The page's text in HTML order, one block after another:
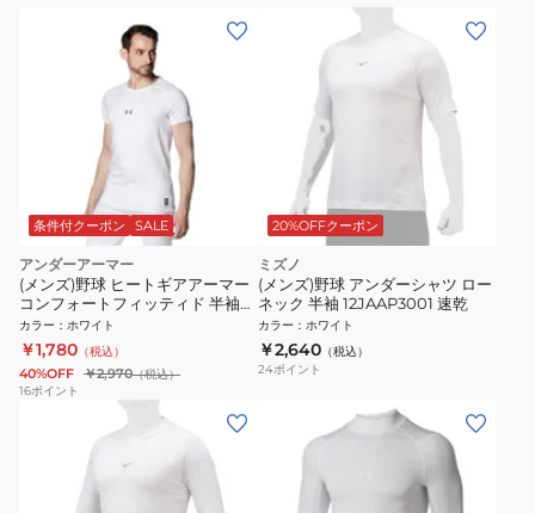
条件付クーポン SALE
アンダーアーマー
(メンズ)野球 ヒートギアアーマー
コンフォートフィッティド 半袖ク
ルーネック アンダーシャツ
1384732 100 速乾
カラー ： ホワイト
￥1,780 （税込）
40%OFF ￥2,970（税込）
16ポイント
20%OFFクーポン
ミズノ
(メンズ)野球 アンダーシャツ ロー
ネック 半袖 12JAAP3001 速乾
カラー ： ホワイト
￥2,640 （税込）
24ポイント